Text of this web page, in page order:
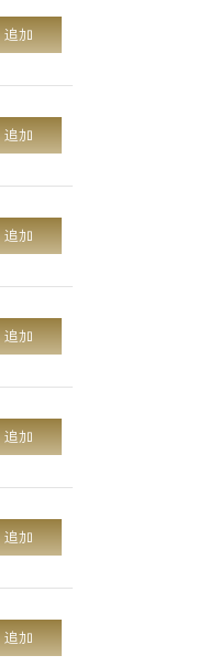
追加
追加
追加
追加
追加
追加
追加